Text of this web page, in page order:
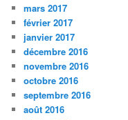
mars 2017
février 2017
janvier 2017
décembre 2016
novembre 2016
octobre 2016
septembre 2016
août 2016